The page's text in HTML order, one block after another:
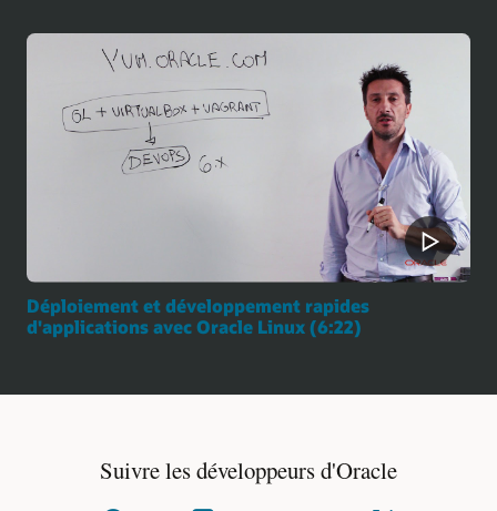
Déploiement et développement rapides
d'applications avec Oracle Linux (6:22)
Suivre les développeurs d'Oracle